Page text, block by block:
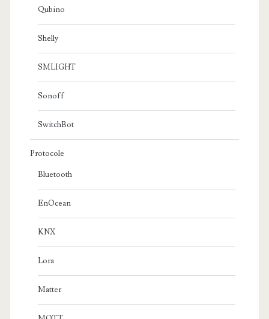
Qubino
Shelly
SMLIGHT
Sonoff
SwitchBot
Protocole
Bluetooth
EnOcean
KNX
Lora
Matter